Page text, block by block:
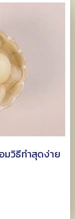
มวิธีทำสุดง่าย